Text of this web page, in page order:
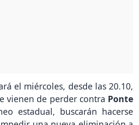
el miércoles, desde las 20.10,
vienen de perder contra Ponte
estadual, buscarán hacerse